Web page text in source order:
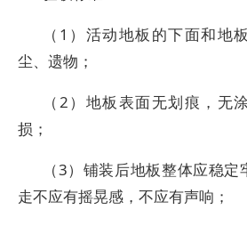
（1）活动地板的下面和地
尘、遗物；
（2）地板表面无划痕，无
损；
（3）铺装后地板整体应稳
走不应有摇晃感，不应有声响；